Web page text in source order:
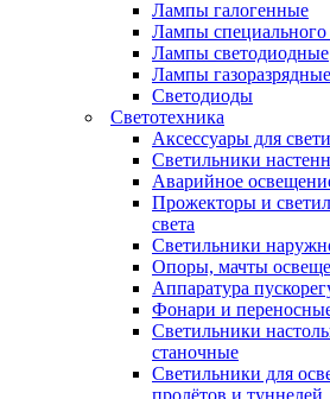
Лампы галогенные
Лампы специального
Лампы светодиодные
Лампы газоразрядные
Светодиоды
Светотехника
Аксессуары для
Светильники
Аварийное
Прожекторы и
света
Светильники
Опоры, мачты
Аппаратура
Фонари и
Светильники
станочные
Светильники для
пролётов и туннелей